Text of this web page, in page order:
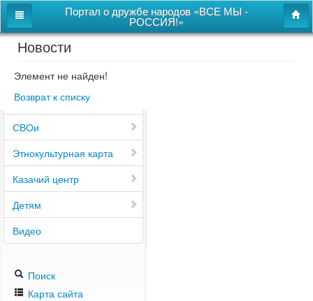
Портал о дружбе народов «ВСЕ МЫ -
РОССИЯ!»
Главная
Дом дружбы народов
Новости
СВОи
Этнокультурная карта
Казачий центр
Детям
Видео
Поиск
Карта сайта
Новости
Элемент не найден!
Возврат к списку